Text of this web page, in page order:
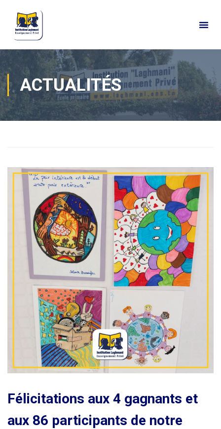
ACTUALITÉS
Félicitations aux 4 gagnants et
aux 86 participants de notre